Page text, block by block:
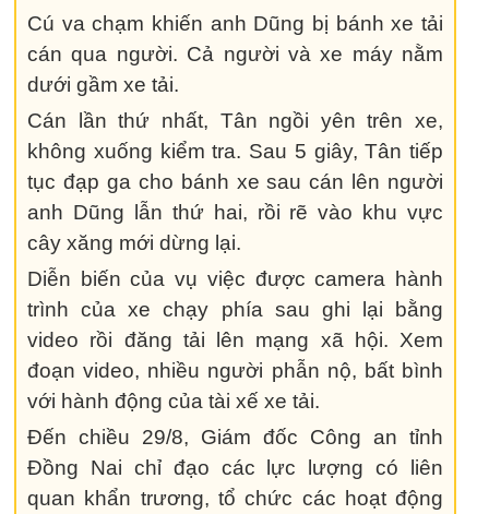
Cú va chạm khiến anh Dũng bị bánh xe tải
cán qua người. Cả người và xe máy nằm
dưới gầm xe tải.
Cán lần thứ nhất, Tân ngồi yên trên xe,
không xuống kiểm tra. Sau 5 giây, Tân tiếp
tục đạp ga cho bánh xe sau cán lên người
anh Dũng lẫn thứ hai, rồi rẽ vào khu vực
cây xăng mới dừng lại.
Diễn biến của vụ việc được camera hành
trình của xe chạy phía sau ghi lại bằng
video rồi đăng tải lên mạng xã hội. Xem
đoạn video, nhiều người phẫn nộ, bất bình
với hành động của tài xế xe tải.
Đến chiều 29/8, Giám đốc Công an tỉnh
Đồng Nai chỉ đạo các lực lượng có liên
quan khẩn trương, tổ chức các hoạt động